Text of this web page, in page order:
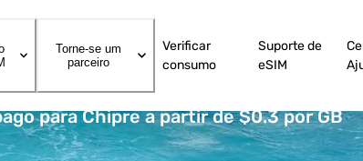
Torne-se um
parceiro
Verificar
consumo
Suporte de
eSIM
para Chipre a partir de $0.3 por GB